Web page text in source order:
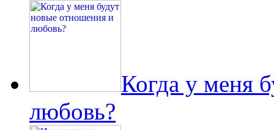
Когда у меня
любовь?